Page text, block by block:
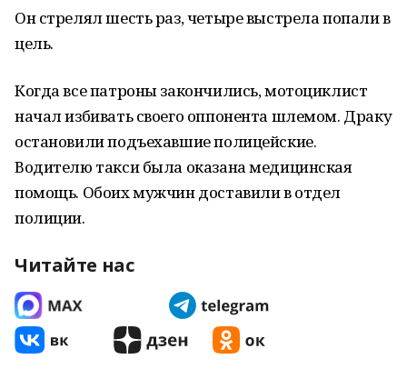
Он стрелял шесть раз, четыре выстрела попали в
цель.
Когда все патроны закончились, мотоциклист
начал избивать своего оппонента шлемом. Драку
остановили подъехавшие полицейские.
Водителю такси была оказана медицинская
помощь. Обоих мужчин доставили в отдел
полиции.
Читайте нас